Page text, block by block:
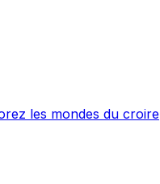
les mondes du croire